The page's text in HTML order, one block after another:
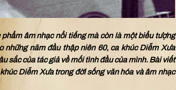
âm nhạc nổi tiếng mà còn là một biểu tượng
năm đầu thập niên 60, ca khúc Diễm Xưa
sắc của tác giả về mối tình đầu của mình. Bài viết
Diễm Xưa trong đời sống văn hóa và âm nhạc